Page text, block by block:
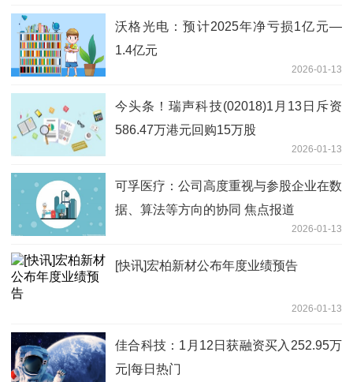
沃格光电：预计2025年净亏损1亿元—
1.4亿元
2026-01-13
今头条！瑞声科技(02018)1月13日斥资
586.47万港元回购15万股
2026-01-13
可孚医疗：公司高度重视与参股企业在数
据、算法等方向的协同 焦点报道
2026-01-13
[快讯]宏柏新材公布年度业绩预告
2026-01-13
佳合科技：1月12日获融资买入252.95万
元|每日热门